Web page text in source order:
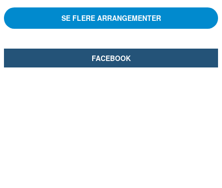
SE FLERE ARRANGEMENTER
FACEBOOK